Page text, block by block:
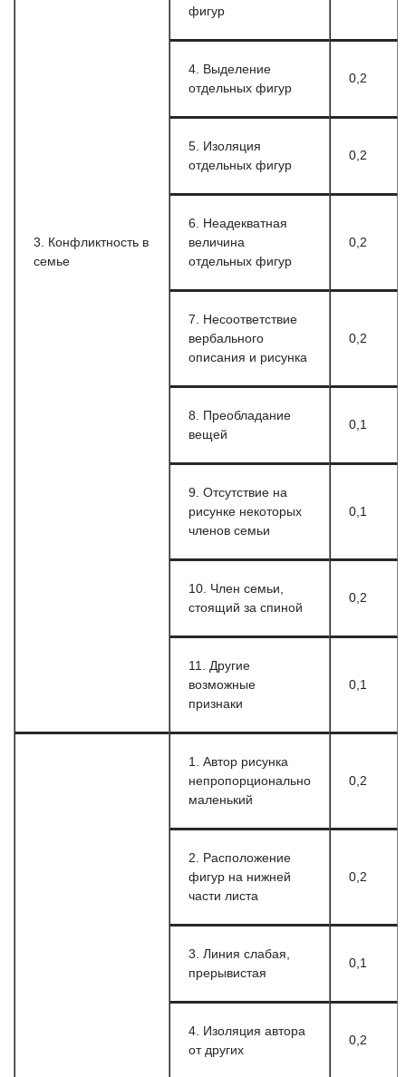
3. Конфликтность в
семье
фигур
4. Выделение
отдельных фигур
0,2
5. Изоляция
отдельных фигур
0,2
6. Неадекватная
величина
отдельных фигур
0,2
7. Несоответствие
вербального
описания и рисунка
0,2
8. Преобладание
вещей
0,1
9. Отсутствие на
рисунке некоторых
членов семьи
0,1
10. Член семьи,
стоящий за спиной
0,2
11. Другие
возможные
признаки
0,1
1. Автор рисунка
непропорционально
маленький
0,2
2. Расположение
фигур на нижней
части листа
0,2
3. Линия слабая,
прерывистая
0,1
4. Изоляция автора
от других
0,2